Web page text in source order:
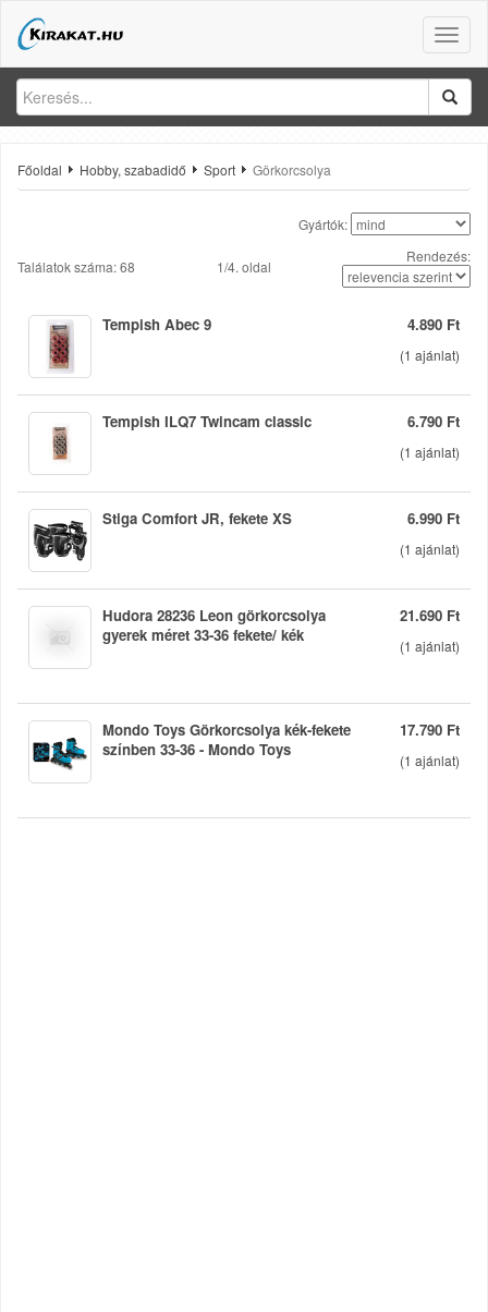
Toggle
Főoldal Hobby, szabadidő Sport Görkorcsolya
Gyártók:
Találatok száma: 68 1/4. oldal
Rendezés:
4.890 Ft
(1 ajánlat)
Tempish Abec 9
6.790 Ft
(1 ajánlat)
Tempish ILQ7 Twincam classic
6.990 Ft
(1 ajánlat)
Stiga Comfort JR, fekete XS
21.690 Ft
(1 ajánlat)
Hudora 28236 Leon görkorcsolya
gyerek méret 33-36 fekete/ kék
17.790 Ft
(1 ajánlat)
Mondo Toys Görkorcsolya kék-fekete
színben 33-36 - Mondo Toys